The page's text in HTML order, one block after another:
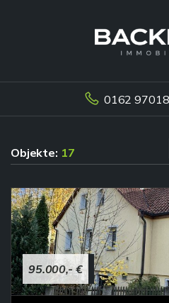
0162
Objekte: 17
95.000,- €